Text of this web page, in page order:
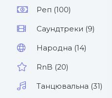
Реп (100)
Саундтреки (9)
Народна (14)
RnB (20)
Танцювальна (31)